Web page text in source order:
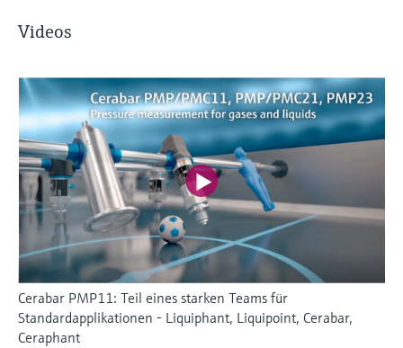
Videos
Cerabar PMP11: Teil eines starken Teams für
Standardapplikationen - Liquiphant, Liquipoint, Cerabar,
Ceraphant